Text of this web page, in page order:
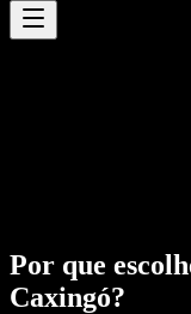
Por que
Caxingó?